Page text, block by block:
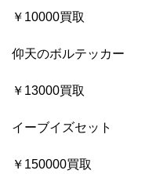
￥10000買取
仰天のボルテッカー
￥13000買取
イーブイズセット
￥150000買取